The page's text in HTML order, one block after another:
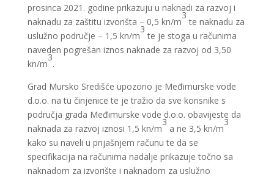
prosinca 2021. godine prikazuju u naknadi za razvoj i
naknadu za zaštitu izvorišta – 0,5 kn/m
3
te naknadu za
uslužno područje – 1,5 kn/m
3
te je stoga u računima
naveden pogrešan iznos naknade za razvoj od 3,50
kn/m
3
.
Grad Mursko Središće upozorio je Međimurske vode
d.o.o. na tu činjenice te je tražio da sve korisnike s
područja grada Međimurske vode d.o.o. obavijeste da
naknada za razvoj iznosi 1,5 kn/m
3
a ne 3,5 kn/m
3
kako su naveli u prijašnjem računu te da se
specifikacija na računima nadalje prikazuje točno sa
naknadom za izvorište i naknadom za uslužno